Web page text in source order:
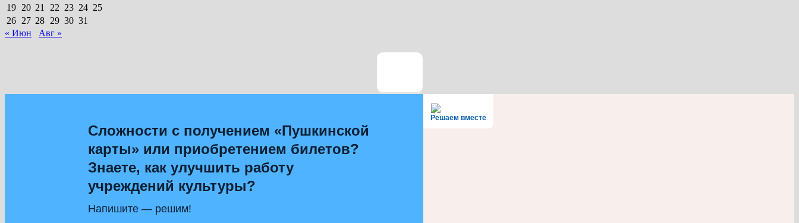
19 20 21 22 23 24 25
26 27 28 29 30 31
« Июн
Авг »
Решаем вместе
Сложности с получением «Пушкинской
карты» или приобретением билетов?
Знаете, как улучшить работу
учреждений культуры?
Напишите — решим!